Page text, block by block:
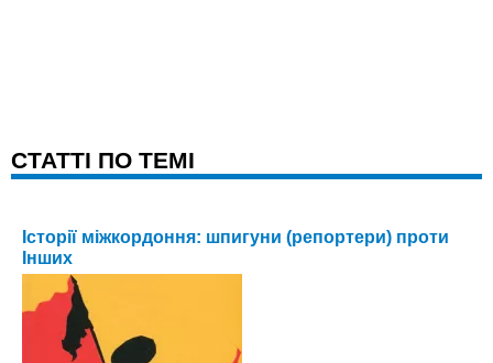
CТАТТІ ПО ТЕМІ
Історії міжкордоння: шпигуни (репортери) проти
Інших